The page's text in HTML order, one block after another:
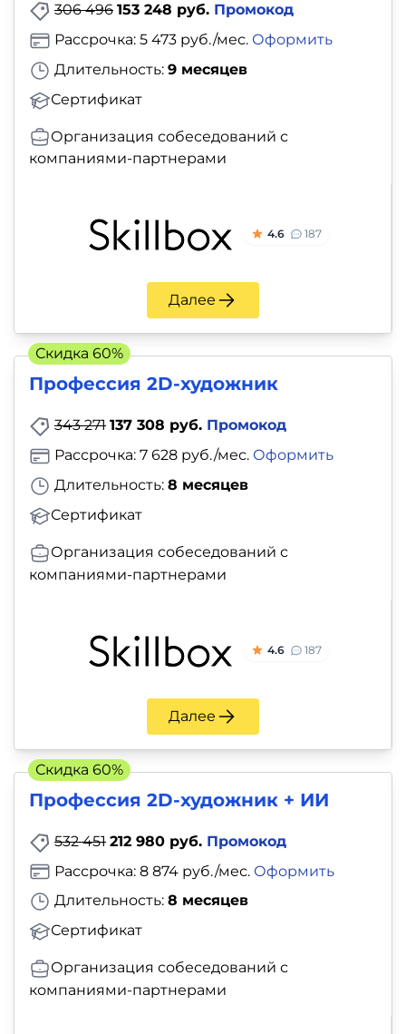
306 496 153 248 руб. Промокод
Длительность: 9 месяцев
Сертификат
Рассрочка: 5 473 руб./мес. Оформить
Организация собеседований с
компаниями-партнерами
4.6 187
Далее
Профессия 2D-художник
343 271 137 308 руб. Промокод
Длительность: 8 месяцев
Сертификат
Рассрочка: 7 628 руб./мес. Оформить
Организация собеседований с
компаниями-партнерами
4.6 187
Далее
Скидка 60%
Профессия 2D-художник + ИИ
532 451 212 980 руб. Промокод
Длительность: 8 месяцев
Сертификат
Рассрочка: 8 874 руб./мес. Оформить
Организация собеседований с
компаниями-партнерами
Скидка 60%